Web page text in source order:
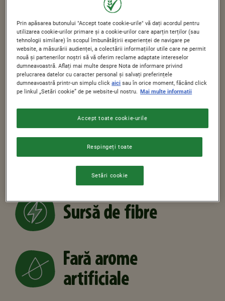
minerale si cereale integrale.
CARACTERISTICI & BENEFICII
Cereale integrale –
ingredientul
nostru nr. 1
Sursă de fibre
Fară arome
artificiale
Prin apăsarea butonului "Accept toate cookie-urile" vă dați acordul pentru
utilizarea cookie-urilor primare și a cookie-urilor care aparțin terților (sau
tehnologii similare) în scopul îmbunătățirii experienței de navigare pe
website, a măsurării audienței, a colectării informațiilor utile care ne permit
nouă și partenerilor noștri să vă oferim reclame adaptate intereselor
dumneavoastră. Aflați mai multe despre Nota de informare privind
prelucrarea datelor cu caracter personal și salvați preferințele
dumneavoastră printr-un simplu clickaici sau în orice moment, făcând click
pe linkul „Setări cookie” de pe website-ul nostru. Mai multe informatii
Respingeți toate
Accept toate cookie-urile
Setări cookie